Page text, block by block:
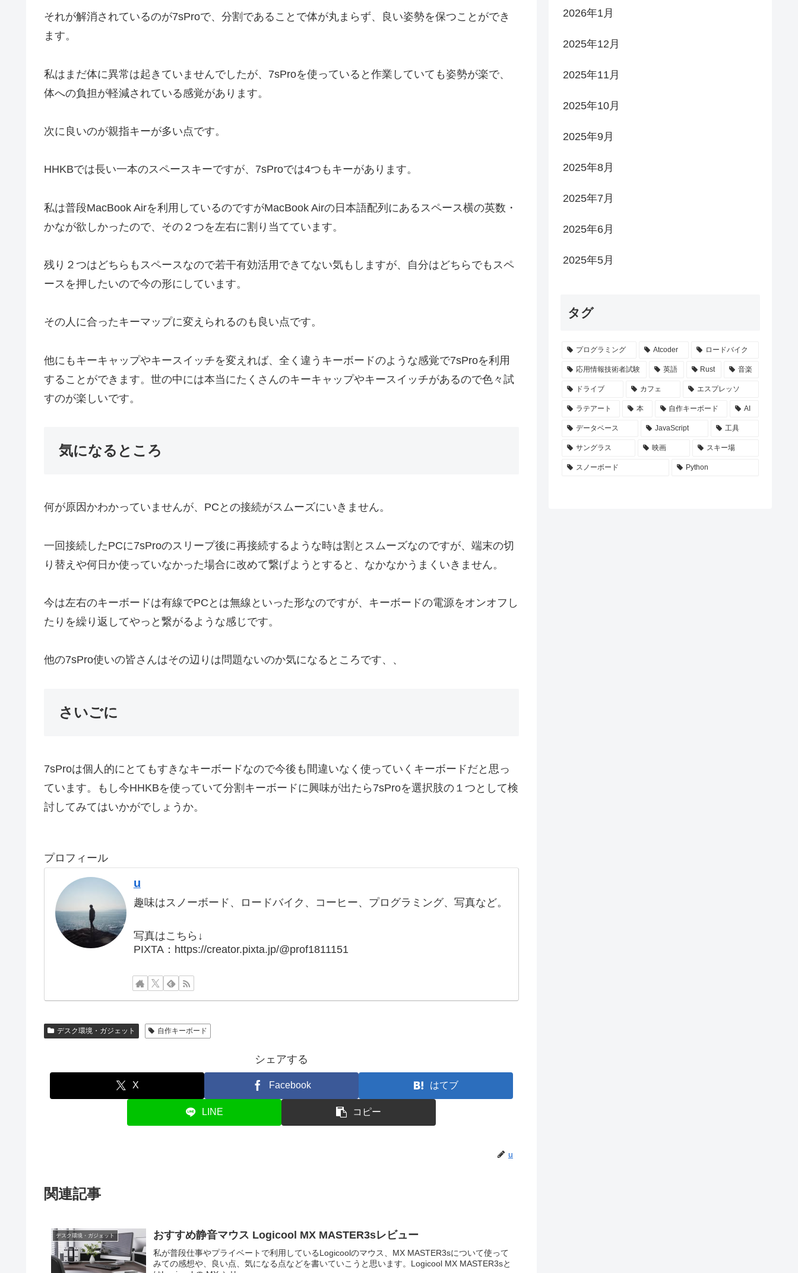
それが解消されているのが7sProで、分割であることで体が丸まらず、良い姿勢を保つことができ
ます。
私はまだ体に異常は起きていませんでしたが、7sProを使っていると作業していても姿勢が楽で、
体への負担が軽減されている感覚があります。
次に良いのが親指キーが多い点です。
HHKBでは長い一本のスペースキーですが、7sProでは4つもキーがあります。
私は普段MacBook Airを利用しているのですがMacBook Airの日本語配列にあるスペース横の英数・
かなが欲しかったので、その２つを左右に割り当てています。
残り２つはどちらもスペースなので若干有効活用できてない気もしますが、自分はどちらでもスペ
ースを押したいので今の形にしています。
その人に合ったキーマップに変えられるのも良い点です。
他にもキーキャップやキースイッチを変えれば、全く違うキーボードのような感覚で7sProを利用
することができます。世の中には本当にたくさんのキーキャップやキースイッチがあるので色々試
すのが楽しいです。
気になるところ
何が原因かわかっていませんが、PCとの接続がスムーズにいきません。
一回接続したPCに7sProのスリープ後に再接続するような時は割とスムーズなのですが、端末の切
り替えや何日か使っていなかった場合に改めて繋げようとすると、なかなかうまくいきません。
今は左右のキーボードは有線でPCとは無線といった形なのですが、キーボードの電源をオンオフし
たりを繰り返してやっと繋がるような感じです。
他の7sPro使いの皆さんはその辺りは問題ないのか気になるところです、、
さいごに
7sProは個人的にとてもすきなキーボードなので今後も間違いなく使っていくキーボードだと思っ
ています。もし今HHKBを使っていて分割キーボードに興味が出たら7sProを選択肢の１つとして検
討してみてはいかがでしょうか。
プロフィール
u
趣味はスノーボード、ロードバイク、コーヒー、プログラミング、写真など。
写真はこちら↓
PIXTA：https://creator.pixta.jp/@prof1811151
デスク環境・ガジェット 自作キーボード
シェアする
X Facebook はてブ
LINE コピー
u
関連記事
デスク環境・ガジェット おすすめ静音マウス Logicool MX MASTER3sレビュー
私が普段仕事やプライベートで利用しているLogicoolのマウス、MX MASTER3sについて使って
みての感想や、良い点、気になる点などを書いていこうと思います。Logicool MX MASTER3sと
2026年1月
2025年12月
2025年11月
2025年10月
2025年9月
2025年8月
2025年7月
2025年6月
2025年5月
タグ
プログラミング Atcoder ロードバイク
応用情報技術者試験 英語 Rust 音楽
ドライブ カフェ エスプレッソ
ラテアート 本 自作キーボード AI
データベース JavaScript 工具
サングラス 映画 スキー場
スノーボード Python